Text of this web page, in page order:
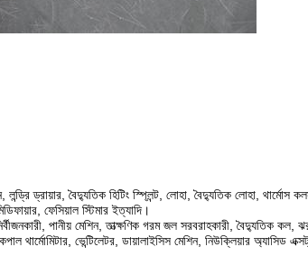
ড্রায়ার, বৈদ্যুতিক হিটিং স্প্লিন্ট, লোহা, বৈদ্যুতিক লোহা, থার্মোস
ফেসিয়াল স্টিমার ইত্যাদি।
পানীয় মেশিন, তাত্ক্ষণিক গরম জল সরবরাহকারী, বৈদ্যুতিক কল,
ভেন্টিলেটর, ডায়ালাইসিস মেশিন, নিউক্লিয়ার অ্যাসিড